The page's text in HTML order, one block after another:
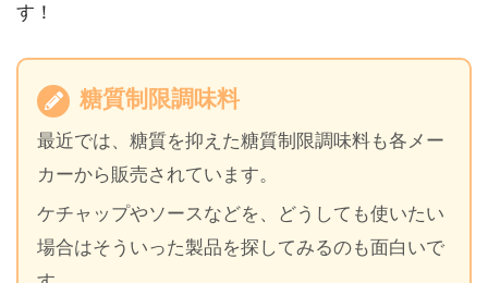
す！
糖質制限調味料
最近では、糖質を抑えた糖質制限調味料も各メー
カーから販売されています。
ケチャップやソースなどを、どうしても使いたい
場合はそういった製品を探してみるのも面白いで